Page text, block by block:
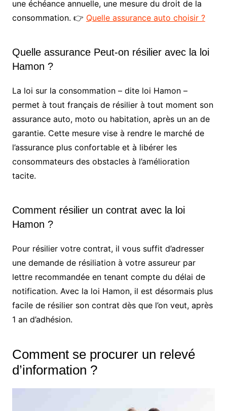
une échéance annuelle, une mesure du droit de la
consommation. 👉 Quelle assurance auto choisir ?
Quelle assurance Peut-on résilier avec la loi
Hamon ?
La loi sur la consommation – dite loi Hamon –
permet à tout français de résilier à tout moment son
assurance auto, moto ou habitation, après un an de
garantie. Cette mesure vise à rendre le marché de
l’assurance plus confortable et à libérer les
consommateurs des obstacles à l’amélioration
tacite.
Comment résilier un contrat avec la loi
Hamon ?
Pour résilier votre contrat, il vous suffit d’adresser
une demande de résiliation à votre assureur par
lettre recommandée en tenant compte du délai de
notification. Avec la loi Hamon, il est désormais plus
facile de résilier son contrat dès que l’on veut, après
1 an d’adhésion.
Comment se procurer un relevé
d’information ?